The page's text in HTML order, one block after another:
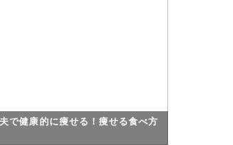
で健康的に痩せる！痩せる食べ方